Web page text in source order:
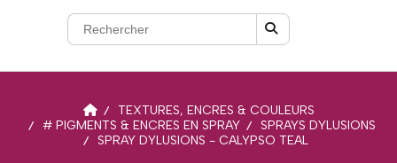
TEXTURES, ENCRES & COULEURS
# PIGMENTS & ENCRES EN SPRAY
SPRAYS DYLUSIONS
SPRAY DYLUSIONS - CALYPSO TEAL